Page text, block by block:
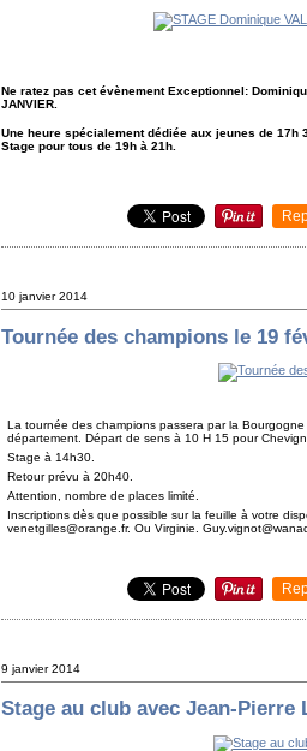
Ne ratez pas cet évènement Exceptionnel:
JANVIER.
Une heure spécialement dédiée aux jeunes de 17h
Stage pour tous de 19h à 21h.
10 janvier 2014
Tournée des champions le 19
La tournée des champions passera par la
département. Départ de sens à 10 H 15 pour
Stage à 14h30.
Retour prévu à 20h40.
Attention, nombre de places limité.
Inscriptions dès que possible sur la feuille à votre
venetgilles@orange.fr. Ou Virginie.
9 janvier 2014
Stage au club avec Jean-Pierre